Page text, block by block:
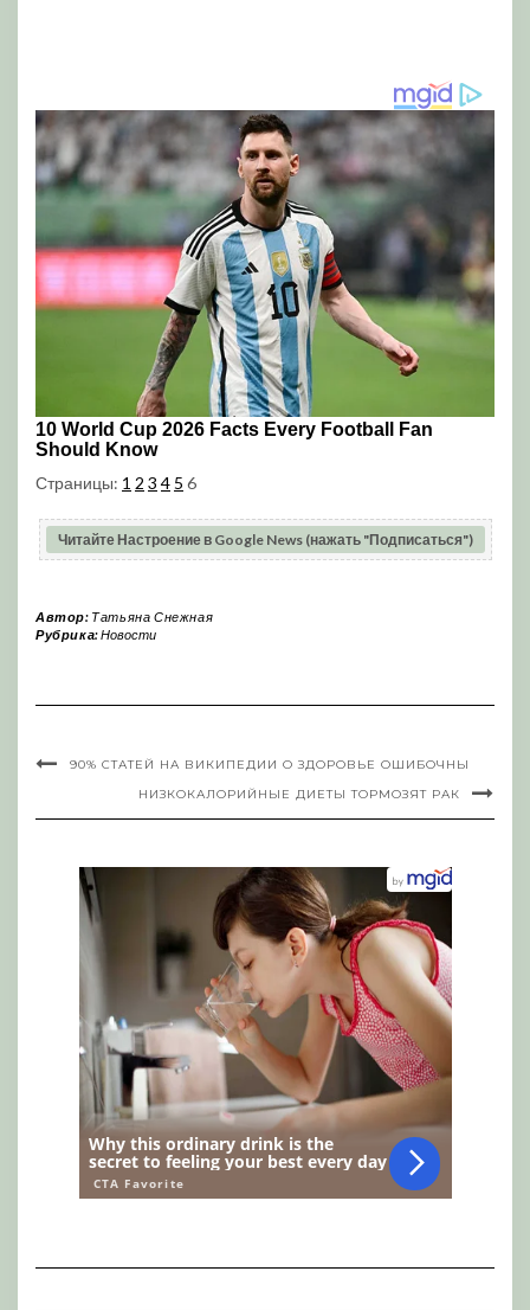
Страницы: 1 2 3 4 5 6
Читайте Настроение в Google News (нажать "Подписаться")
Автор: Татьяна Снежная
Рубрика:Новости
90% СТАТЕЙ НА ВИКИПЕДИИ О ЗДОРОВЬЕ ОШИБОЧНЫ
НИЗКОКАЛОРИЙНЫЕ ДИЕТЫ ТОРМОЗЯТ РАК